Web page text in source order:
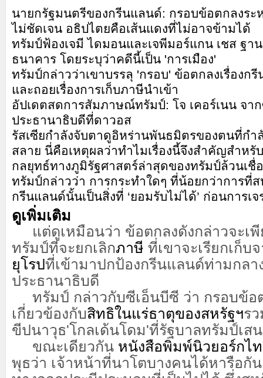
นายกรัฐมนตรีของกรีนแลนด์: กรอบข้อตกลงระ
ไม่ชัดเจน อธิปไตยคือเส้นแดงที่ไม่อาจข้ามได้
ทรัมป์ฟ้องเจมี ไดมอนและเจพีมอร์แกน เชส ฐา
ธนาคาร โดยระบุว่าคดีนี้เป็น 'การเมือง'
ทรัมป์กล่าวว่าเขาบรรลุ 'กรอบ' ข้อตกลงเรื่องก
และถอยเรื่องการเก็บภาษีนำเข้า
อัปเดตสดการสัมภาษณ์ทรัมป์: โจ เคอร์เนน จ
ประธานาธิบดีที่ดาวอส
รัสเซียกำลังจับตาดูอิหร่านพันธมิตรของตนที่กำ
สลาย นี่คือเหตุผลว่าทำไมเรื่องนี้จึงสำคัญสำหรั
กลยุทธ์ทางภูมิรัฐศาสตร์ล่าสุดของทรัมป์ล้วนเชื่
ทรัมป์กล่าวว่า การกระทำใดๆ ที่น้อยกว่าการที่
กรีนแลนด์นั้นเป็นสิ่งที่ ‘ยอมรับไม่ได้’ ก่อนการเจ
ดูเพิ่มเติม
แต่ดูเหมือนว่า ข้อตกลงดังกล่าวจะเพี
ทรัมป์ที่จะยกเลิกภาษี ที่เขาจะเรียกเก็บ
ยุโรปที่เข้ามาปกป้องกรีนแลนด์ท่ามกลา
ประธานาธิบดี
ทรัมป์ กล่าวกับซีเอ็นบีซี ว่า กรอบข้อ
เกี่ยวข้องกับสิทธิในแร่ธาตุของสหรัฐฯร
ขีปนาวุธ'โกลเด้นโดม'ที่รัฐบาลทรัมป์เส
ขณะเดียวกัน หนังสือพิมพ์นิวยอร์กไ
พุธว่า เจ้าหน้าที่นาโตบางคนได้หารือกั